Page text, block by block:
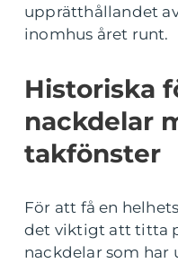
upprätthållandet
inomhus året runt.
Historiska
nackdelar
takfönster
För att få en
det viktigt att titta
nackdelar som har